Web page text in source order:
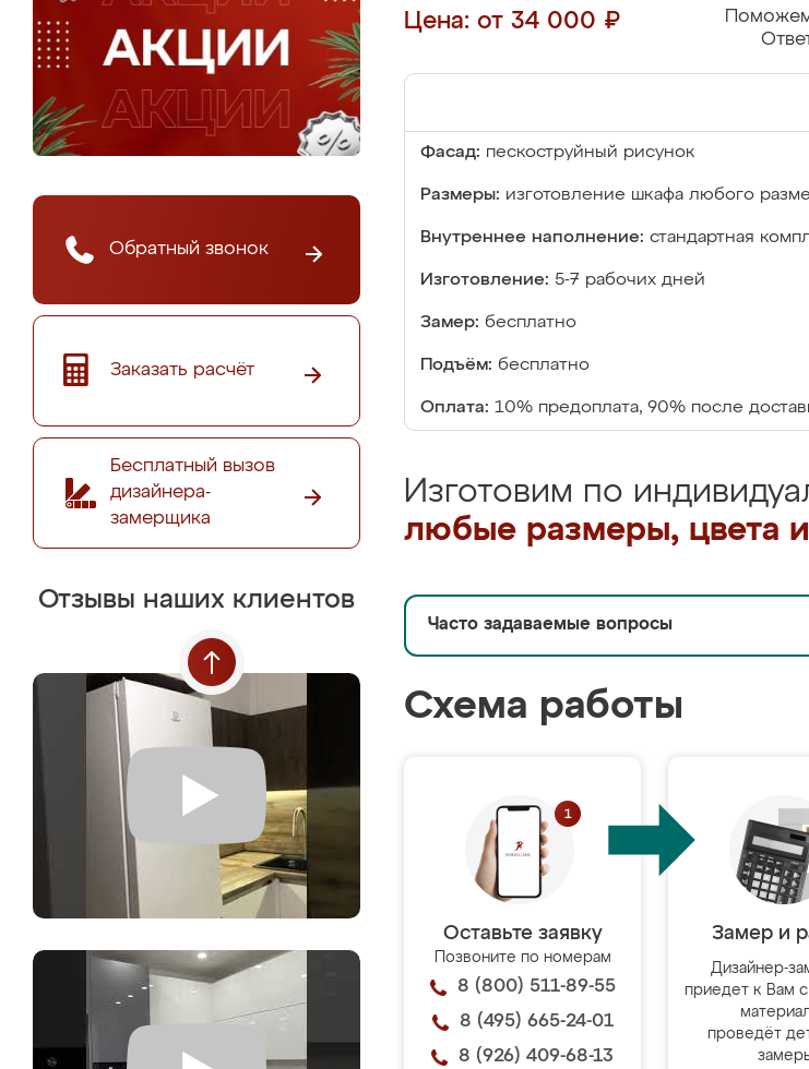
Обратный звонок
Заказать расчёт
Бесплатный вызов
дизайнера-
замерщика
Отзывы наших клиентов
Цена: от 34 000 ₽
Поможем
Фасад: пескоструйный рисунок
Размеры: изготовление шкафа любого
Внутреннее наполнение: стандартная
Изготовление: 5-7 рабочих дней
Замер: бесплатно
Подъём: бесплатно
Оплата: 10% предоплата, 90% после
Изготовим по
любые размеры, цвета
Часто задаваемые вопросы
Схема работы
Оставьте заявку
Позвоните по номерам
8 (800) 511-89-55
8 (495) 665-24-01
8 (926) 409-68-13
Замер и
Дизайнер-
приедет к Вам с
проведёт